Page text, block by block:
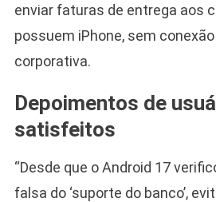
enviar faturas de entrega aos
possuem iPhone, sem
corporativa.
Depoimentos de
satisfeitos
“Desde que o Android 17
falsa do ‘suporte do banco’,